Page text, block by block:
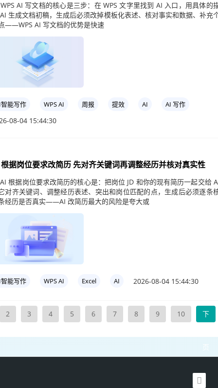
AI 写文档的核心是三步：在 WPS 文字里找到 AI 入口，用具体的
生成文档初稿，生成后必须改掉模板化表述、核对事实和数据、补充
——WPS AI 写文档的优势是快速
能写作 WPS AI 周报 提效 AI AI 写作
08-04 15:44:30
据岗位要求改简历 先对齐关键词再调整经历并核对真实性
根据岗位要求改简历的核心是：把岗位 JD 和你的现有简历一起交给
对齐关键词、调整经历表述、突出和岗位匹配的点，生成后必须逐条
经历是否真实——AI 改简历最大的风险是夸大或
能写作 WPS AI Excel AI 2026-08-04 15:44:30
2 3 4 5 6 7 8 9 10
下
页